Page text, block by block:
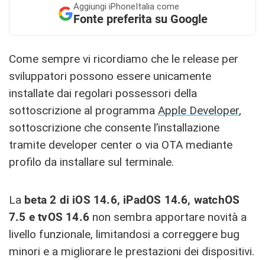
Aggiungi iPhoneItalia come
Fonte preferita su Google
Come sempre vi ricordiamo che le release per
sviluppatori possono essere unicamente
installate dai regolari possessori della
sottoscrizione al programma Apple Developer,
sottoscrizione che consente l’installazione
tramite developer center o via OTA mediante
profilo da installare sul terminale.
La beta 2 di iOS 14.6, iPadOS 14.6, watchOS
7.5 e tvOS 14.6 non sembra apportare novità a
livello funzionale, limitandosi a correggere bug
minori e a migliorare le prestazioni dei dispositivi.